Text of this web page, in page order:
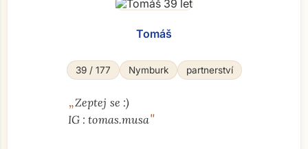
Tomáš
39 / 177 Nymburk partnerství
„Zeptej se :)
IG : tomas.musa"